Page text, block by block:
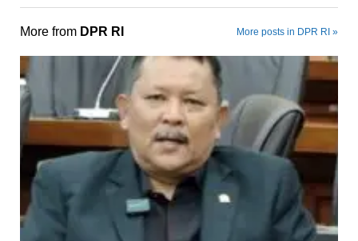
More from DPR RI More posts in DPR RI »